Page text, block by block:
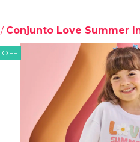
/ Conjunto Love Summer
OFF